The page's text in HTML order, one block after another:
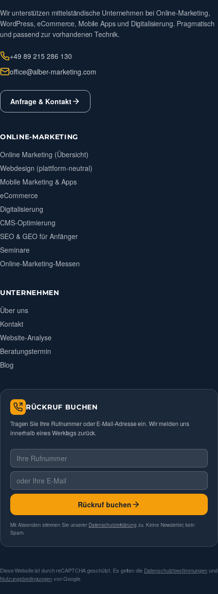
Wir unterstützen mittelständische Unternehmen bei Online-Marketing,
WordPress, eCommerce, Mobile Apps und Digitalisierung. Pragmatisch
und passend zur vorhandenen Technik.
+49 89 215 286 130
office@alber-marketing.com
Anfrage & Kontakt
ONLINE-MARKETING
Online Marketing (Übersicht)
Webdesign (plattform-neutral)
Mobile Marketing & Apps
eCommerce
Digitalisierung
CMS-Optimierung
SEO & GEO für Anfänger
Seminare
Online-Marketing-Messen
UNTERNEHMEN
Über uns
Kontakt
Website-Analyse
Beratungstermin
Blog
RÜCKRUF BUCHEN
Tragen Sie Ihre Rufnummer oder E-Mail-Adresse ein. Wir melden uns
innerhalb eines Werktags zurück.
Telefonnummer
E-Mail
Rückruf buchen
Mit Absenden stimmen Sie unserer Datenschutzerklärung zu. Keine Newsletter, kein
Spam.
Diese Website ist durch reCAPTCHA geschützt. Es gelten die Datenschutzbestimmungenund
Nutzungsbedingungenvon Google.